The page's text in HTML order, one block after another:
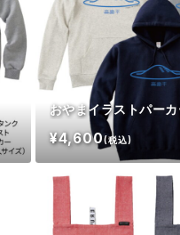
おやまイラストパー
¥4,600(税込)